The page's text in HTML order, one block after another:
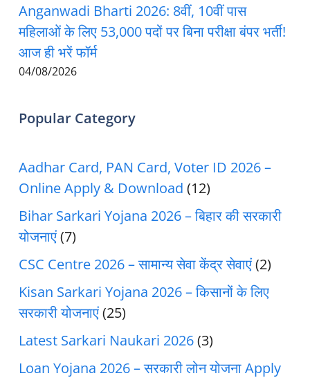
Anganwadi Bharti 2026: 8वीं, 10वीं पास
महिलाओं के लिए 53,000 पदों पर बिना परीक्षा बंपर भर्ती!
आज ही भरें फॉर्म
04/08/2026
Popular Category
Aadhar Card, PAN Card, Voter ID 2026 –
Online Apply & Download (12)
Bihar Sarkari Yojana 2026 – बिहार की सरकारी
योजनाएं(7)
CSC Centre 2026 – सामान्य सेवा केंद्र सेवाएं(2)
Kisan Sarkari Yojana 2026 – किसानों के लिए
सरकारी योजनाएं(25)
Latest Sarkari Naukari 2026(3)
Loan Yojana 2026 – सरकारी लोन योजना Apply